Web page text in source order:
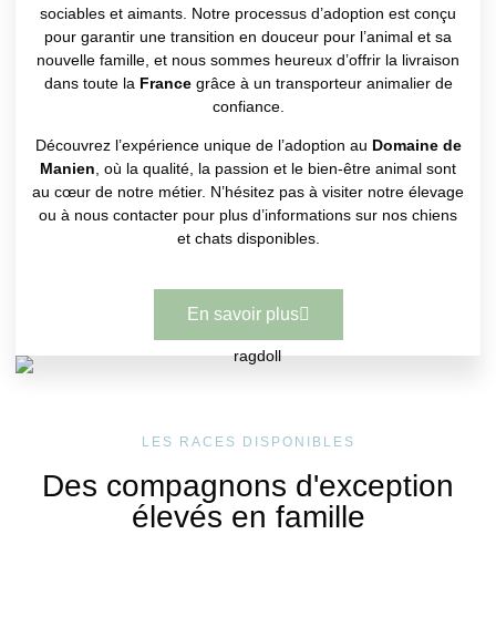
sociables et aimants. Notre processus d’adoption est conçu
pour garantir une transition en douceur pour l’animal et sa
nouvelle famille, et nous sommes heureux d’offrir la livraison
dans toute la Francegrâce à un transporteur animalier de
confiance.
Découvrez l’expérience unique de l’adoption au Domaine de
Manien , où la qualité, la passion et le bien-être animal sont
au cœur de notre métier. N’hésitez pas à visiter notre élevage
ou à nous contacter pour plus d’informations sur nos chiens
et chats disponibles.
En savoir plus
LES RACES DISPONIBLES
Des compagnons d'exception
élevés en famille